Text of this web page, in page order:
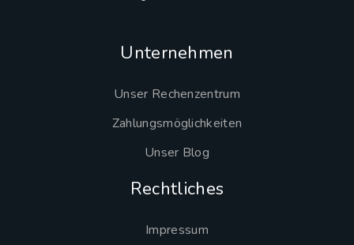
Unternehmen
Unser Rechenzentrum
Zahlungsmöglichkeiten
Unser Blog
Rechtliches
Impressum